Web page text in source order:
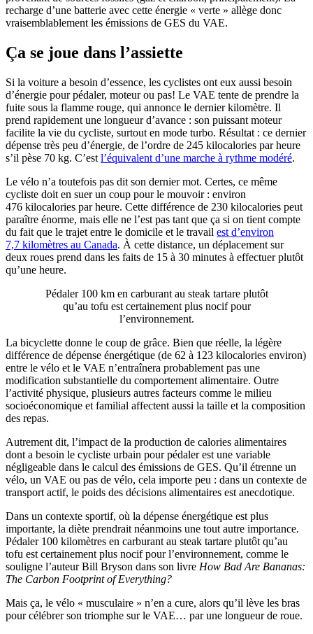
recharge d’une batterie avec cette énergie « verte » allège donc
vraisemblablement les émissions de GES du VAE.
Ça se joue dans l’assiette
Si la voiture a besoin d’essence, les cyclistes ont eux aussi besoin
d’énergie pour pédaler, moteur ou pas! Le VAE tente de prendre la
fuite sous la flamme rouge, qui annonce le dernier kilomètre. Il
prend rapidement une longueur d’avance : son puissant moteur
facilite la vie du cycliste, surtout en mode turbo. Résultat : ce dernier
dépense très peu d’énergie, de l’ordre de 245 kilocalories par heure
s’il pèse 70 kg. C’est l’équivalent d’une marche à rythme modéré.
Le vélo n’a toutefois pas dit son dernier mot. Certes, ce même
cycliste doit en suer un coup pour le mouvoir : environ
476 kilocalories par heure. Cette différence de 230 kilocalories peut
paraître énorme, mais elle ne l’est pas tant que ça si on tient compte
du fait que le trajet entre le domicile et le travail est d’environ
7,7 kilomètres au Canada. À cette distance, un déplacement sur
deux roues prend dans les faits de 15 à 30 minutes à effectuer plutôt
qu’une heure.
Pédaler 100 km en carburant au steak tartare plutôt
qu’au tofu est certainement plus nocif pour
l’environnement.
La bicyclette donne le coup de grâce. Bien que réelle, la légère
différence de dépense énergétique (de 62 à 123 kilocalories environ)
entre le vélo et le VAE n’entraînera probablement pas une
modification substantielle du comportement alimentaire. Outre
l’activité physique, plusieurs autres facteurs comme le milieu
socioéconomique et familial affectent aussi la taille et la composition
des repas.
Autrement dit, l’impact de la production de calories alimentaires
dont a besoin le cycliste urbain pour pédaler est une variable
négligeable dans le calcul des émissions de GES. Qu’il étrenne un
vélo, un VAE ou pas de vélo, cela importe peu : dans un contexte de
transport actif, le poids des décisions alimentaires est anecdotique.
Dans un contexte sportif, où la dépense énergétique est plus
importante, la diète prendrait néanmoins une tout autre importance.
Pédaler 100 kilomètres en carburant au steak tartare plutôt qu’au
tofu est certainement plus nocif pour l’environnement, comme le
souligne l’auteur Bill Bryson dans son livre How Bad Are Bananas:
The Carbon Footprint of Everything?
Mais ça, le vélo « musculaire » n’en a cure, alors qu’il lève les bras
pour célébrer son triomphe sur le VAE… par une longueur de roue.